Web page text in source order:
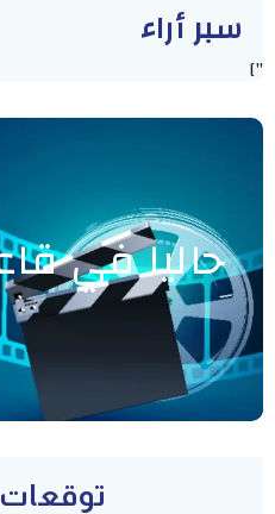
سبر أراء
"]
حاليا في
توقعات